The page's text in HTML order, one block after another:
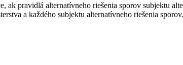
pravidlá alternatívneho riešenia sporov subjektu
a každého subjektu alternatívneho riešenia sporov.